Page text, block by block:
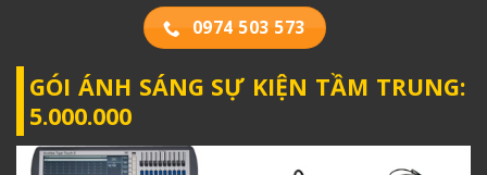
0974 503 573
GÓI ÁNH SÁNG SỰ KIỆN TẦM TRUNG:
5.000.000